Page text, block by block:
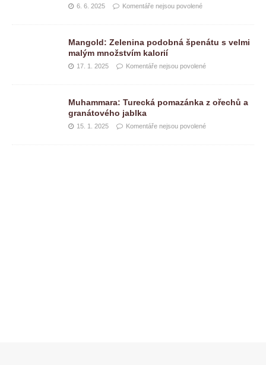
6. 6. 2025 Komentáře nejsou povolené
Mangold: Zelenina podobná špenátu s velmi
malým množstvím kalorií
17. 1. 2025 Komentáře nejsou povolené
Muhammara: Turecká pomazánka z ořechů a
granátového jablka
15. 1. 2025 Komentáře nejsou povolené